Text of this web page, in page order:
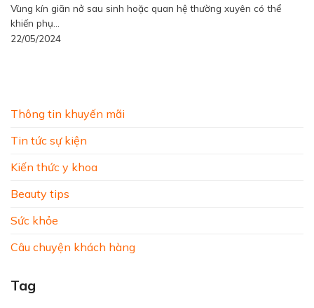
Thông tin khuyến mãi
Tin tức sự kiện
Kiến thức y khoa
Beauty tips
Sức khỏe
Câu chuyện khách hàng
Tag
Vùng kín giãn nở sau sinh hoặc quan hệ thường xuyên có thể
khiến phụ...
22/05/2024